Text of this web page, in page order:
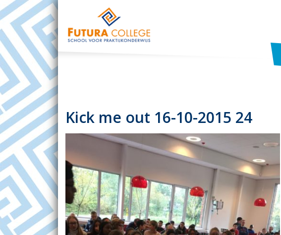
Kick me out 16-10-2015 24